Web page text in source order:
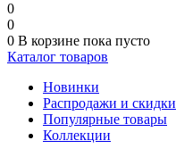
0
0
0 В корзине пока пусто
Каталог товаров
Новинки
Распродажи и скидки
Популярные товары
Коллекции